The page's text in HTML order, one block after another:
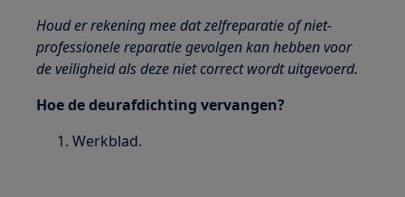
Houd er rekening mee dat zelfreparatie of niet-
professionele reparatie gevolgen kan hebben voor
de veiligheid als deze niet correct wordt uitgevoerd.
Hoe de deurafdichting vervangen?
Werkblad.